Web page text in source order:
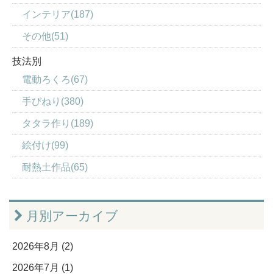
インテリア(187)
その他(51)
技法別
電動ろくろ(67)
手びねり(380)
タタラ作り(189)
絵付け(99)
耐熱土作品(65)
月別アーカイブ
2026年8月 (2)
2026年7月 (1)